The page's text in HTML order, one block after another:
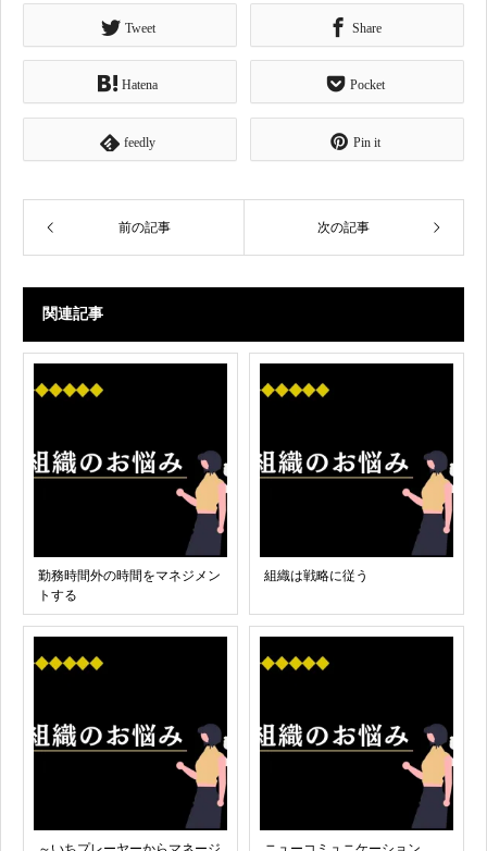
Tweet Share
Hatena Pocket
feedly Pin it
前の記事 次の記事
関連記事
勤務時間外の時間をマネジメン
トする
組織は戦略に従う